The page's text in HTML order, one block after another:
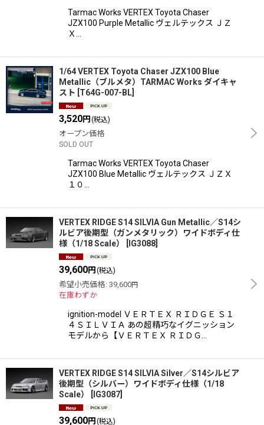
Tarmac Works VERTEX Toyota Chaser
JZX100 Purple Metallic ヴェルテックス ＪＺ
Ｘ…
1/64 VERTEX Toyota Chaser JZX100 Blue
Metallic（ブルメタ）TARMAC Works ダイキャ
スト T64G-007-BL
3,520円 (税込)
オープン価格
SOLD OUT
Tarmac Works VERTEX Toyota Chaser
JZX100 Blue Metallic ヴェルテックス ＪＺＸ
１０…
VERTEX RIDGE S14 SILVIA Gun Metallic／S14シ
ルビア後期型（ガンメタリック）ワイドボディ仕
様（1/18 Scale）
IG3088
39,600円 (税込)
希望小売価格: 39,600円
在庫わずか
ignition-model ＶＥＲＴＥＸ ＲＩＤＧＥ Ｓ１
４ＳＩＬＶＩＡ あの超精巧なイグニッション
モデルから【ＶＥＲＴＥＸ ＲＩＤＧ…
VERTEX RIDGE S14 SILVIA Silver／S14シルビア
後期型（シルバー）ワイドボディ仕様（1/18
Scale）
IG3087
39,600円 (税込)